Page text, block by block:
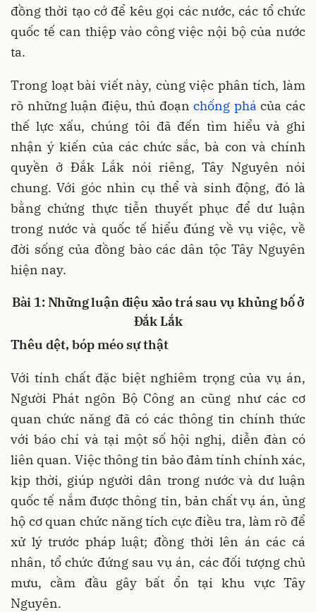
đồng thời tạo cớ để kêu gọi các nước, các tổ chức
quốc tế can thiệp vào công việc nội bộ của nước
ta.
Trong loạt bài viết này, cùng việc phân tích, làm
rõ những luận điệu, thủ đoạnchống phá của các
thế lực xấu, chúng tôi đã đến tìm hiểu và ghi
nhận ý kiến của các chức sắc, bà con và chính
quyền ở Đắk Lắk nói riêng, Tây Nguyên nói
chung. Với góc nhìn cụ thể và sinh động, đó là
bằng chứng thực tiễn thuyết phục để dư luận
trong nước và quốc tế hiểu đúng về vụ việc, về
đời sống của đồng bào các dân tộc Tây Nguyên
hiện nay.
Bài 1: Những luận điệu xảo trá sau vụ khủng bố ở
Đắk Lắk
Thêu dệt, bóp méo sự thật
Với tính chất đặc biệt nghiêm trọng của vụ án,
Người Phát ngôn Bộ Công an cũng như các cơ
quan chức năng đã có các thông tin chính thức
với báo chí và tại một số hội nghị, diễn đàn có
liên quan. Việc thông tin bảo đảm tính chính xác,
kịp thời, giúp người dân trong nước và dư luận
quốc tế nắm được thông tin, bản chất vụ án, ủng
hộ cơ quan chức năng tích cực điều tra, làm rõ để
xử lý trước pháp luật; đồng thời lên án các cá
nhân, tổ chức đứng sau vụ án, các đối tượng chủ
mưu, cầm đầu gây bất ổn tại khu vực Tây
Nguyên.